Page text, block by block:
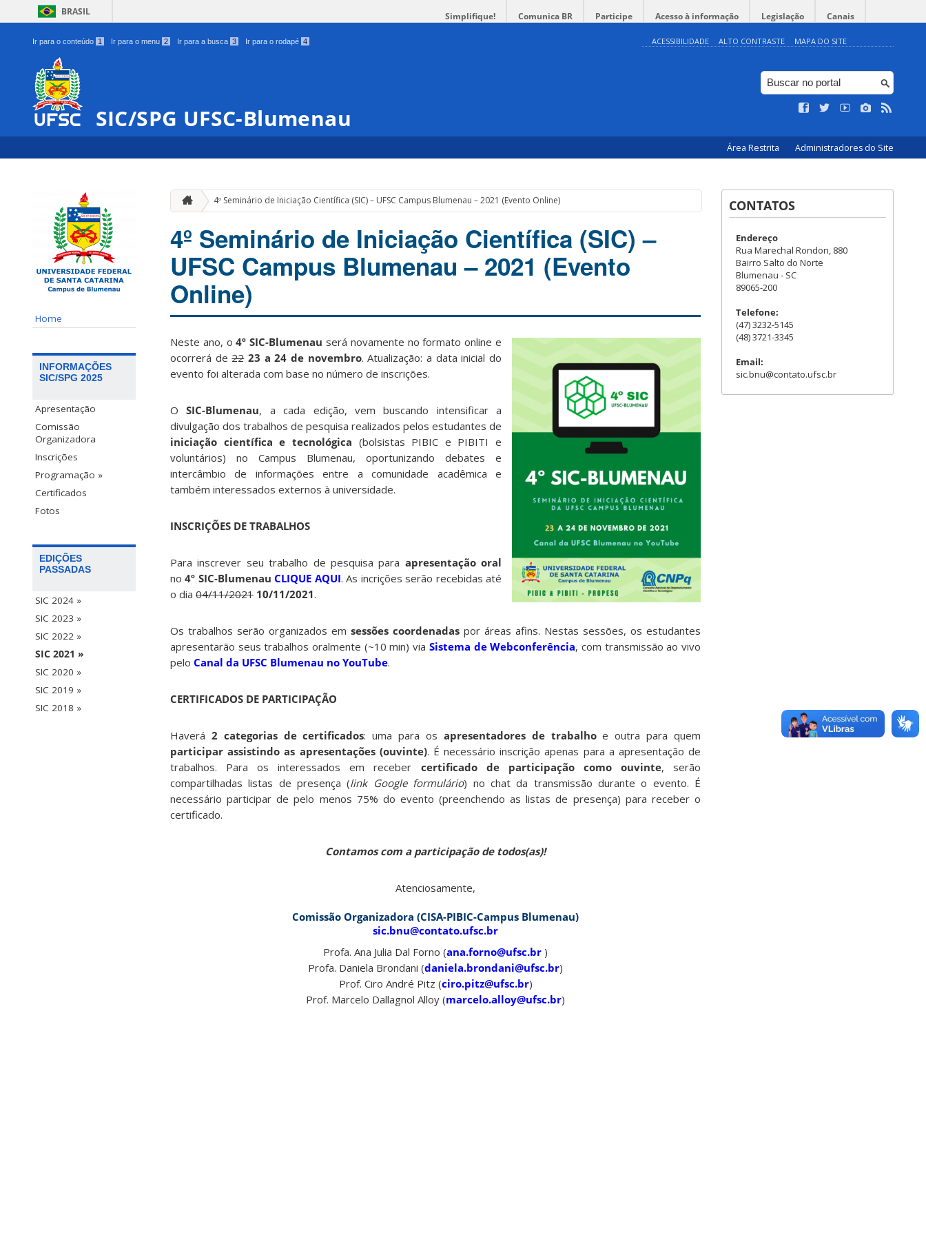
BRASIL Simplifique! Comunica BR Participe Acesso à informação Legislação Canais
Ir para o conteúdo 1 Ir para o menu 2 Ir para a busca 3 Ir para o rodapé 4 ACESSIBILIDADE ALTO CONTRASTE MAPA DO SITE
SIC/SPG UFSC-Blumenau
Área Restrita Administradores do Site
Home
INFORMAÇÕES
SIC/SPG 2025
Apresentação
Comissão
Organizadora
Inscrições
Programação »
Certificados
Fotos
EDIÇÕES
PASSADAS
SIC 2024 »
SIC 2023 »
SIC 2022 »
SIC 2021 »
SIC 2020 »
SIC 2019 »
SIC 2018 »
4º Seminário de Iniciação Científica (SIC) – UFSC Campus Blumenau – 2021 (Evento Online)
4º Seminário de Iniciação Científica (SIC) –
UFSC Campus Blumenau – 2021 (Evento
Online)
Neste ano, o4º SIC-Blumenau será novamente no formato online e
ocorrerá de22 23 a 24 de novembro. Atualização: a data inicial do
evento foi alterada com base no número de inscrições.
OSIC-Blumenau, a cada edição, vem buscando intensificar a
divulgação dos trabalhos de pesquisa realizados pelos estudantes de
iniciação científica e tecnológica (bolsistas PIBIC e PIBITI e
voluntários) no Campus Blumenau, oportunizando debates e
intercâmbio de informações entre a comunidade acadêmica e
também interessados externos à universidade.
INSCRIÇÕES DE TRABALHOS
Para inscrever seu trabalho de pesquisa para apresentação oral
no4º SIC-Blumenau CLIQUE AQUI. As incrições serão recebidas até
o dia 04/11/2021 10/11/2021.
Os trabalhos serão organizados em sessões coordenadas por áreas afins. Nestas sessões, os estudantes
apresentarão seus trabalhos oralmente (~10 min) via Sistema de Webconferência, com transmissão ao vivo
pelo Canal da UFSC Blumenau no YouTube.
CERTIFICADOS DE PARTICIPAÇÃO
Haverá 2 categorias de certificados: uma para os apresentadores de trabalhoe outra para quem
participar assistindo as apresentações (ouvinte). É necessário inscrição apenas para a apresentação de
trabalhos. Para os interessados em receber certificado de participação como ouvinte, serão
compartilhadas listas de presença (link Google formulário) no chat da transmissão durante o evento. É
necessário participar de pelo menos 75% do evento (preenchendo as listas de presença) para receber o
certificado.
Contamos com a participação de todos(as)!
Atenciosamente,
Comissão Organizadora (CISA-PIBIC-Campus Blumenau)
sic.bnu@contato.ufsc.br
Profa. Ana Julia Dal Forno (ana.forno@ufsc.br )
Profa. Daniela Brondani (daniela.brondani@ufsc.br)
Prof. Ciro André Pitz (ciro.pitz@ufsc.br)
Prof. Marcelo Dallagnol Alloy (marcelo.alloy@ufsc.br)
CONTATOS
Endereço
Rua Marechal Rondon, 880
Bairro Salto do Norte
Blumenau - SC
89065-200
Telefone:
(47) 3232-5145
(48) 3721-3345
Email:
sic.bnu@contato.ufsc.br